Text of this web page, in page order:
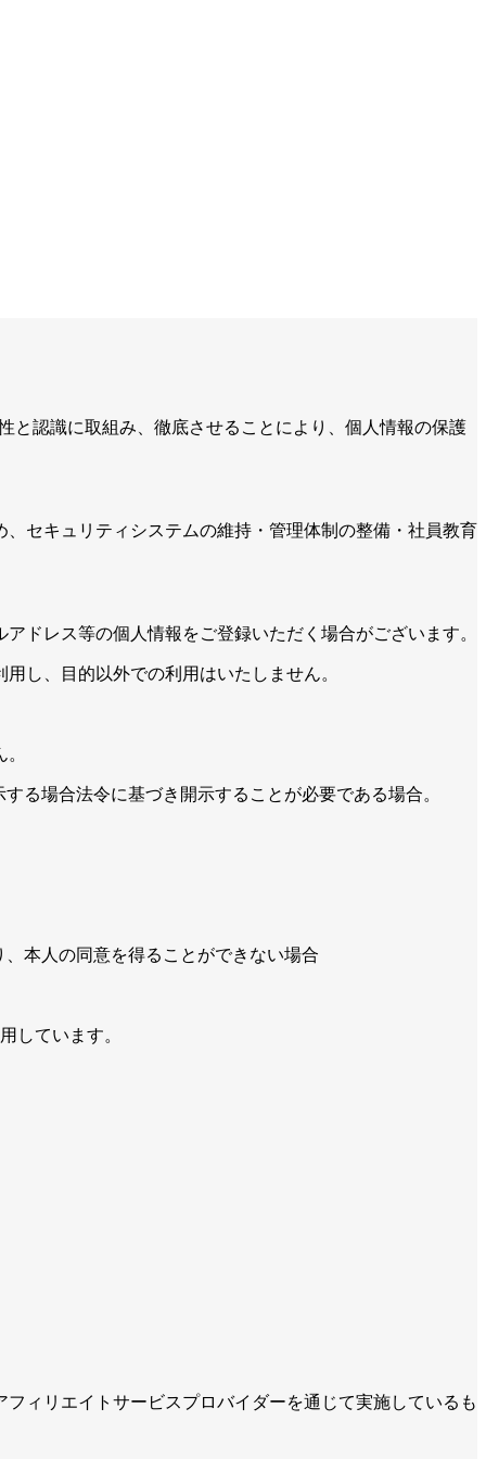
と認識に取組み、徹底させることにより、個人情報の保護
セキュリティシステムの維持・管理体制の整備・社員教育
ドレス等の個人情報をご登録いただく場合がございます。
し、目的以外での利用はいたしません。
る場合法令に基づき開示することが必要である場合。
本人の同意を得ることができない場合
しています。
ィリエイトサービスプロバイダーを通じて実施しているも